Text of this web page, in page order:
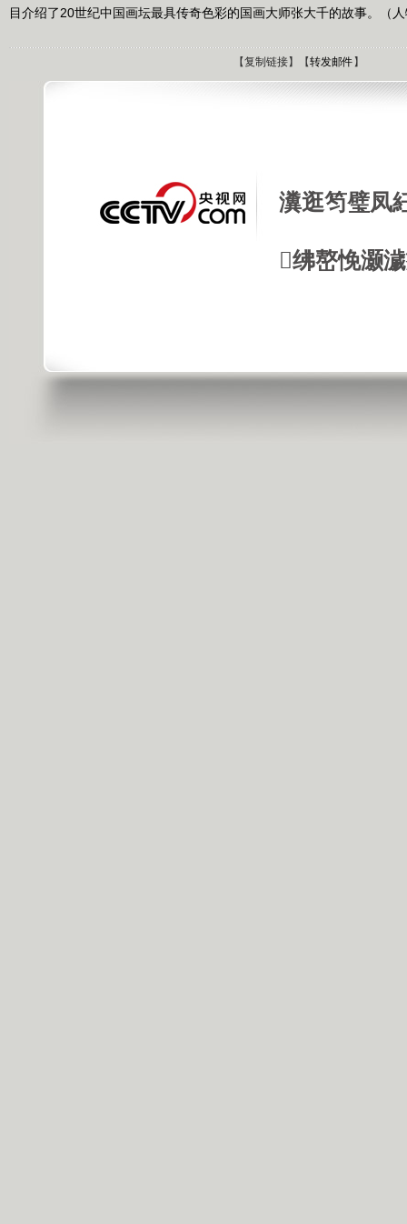
目介绍了20世纪中国画坛最具传奇色彩的国画大师张大千的故事。（
【复制链接】【转发邮件 】
瀵逛笉璧凤
绋嶅悗灏